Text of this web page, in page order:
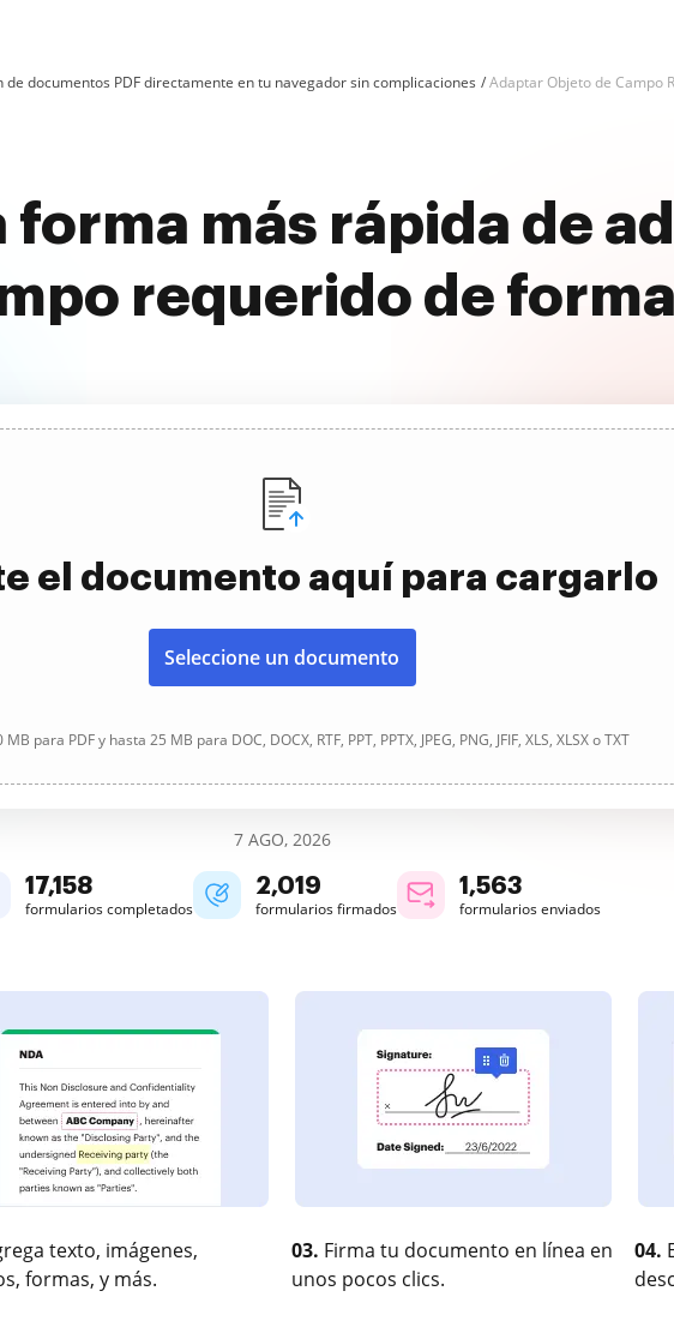
documentos PDF directamente en tu navegador sin complicaciones Adaptar Objeto de Campo
forma más rápida de
requerido de
el documento aquí para cargarlo
Seleccione un documento
para PDF y hasta 25 MB para DOC, DOCX, RTF, PPT, PPTX, JPEG, PNG, JFIF, XLS, XLSX o TXT
7 AGO, 2026
17,158
formularios completados
2,019
formularios firmados
1,563
formularios enviados
texto, imágenes,
formas, y más.
03. Firma tu documento en línea en
unos pocos clics.
04.